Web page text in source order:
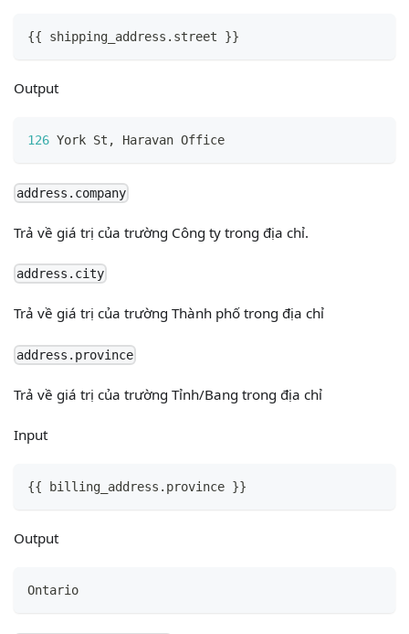
{{ shipping_address.street }}
Output
126 York St , Haravan Office
address.company
Trả về giá trị của trường Công ty trong địa chỉ.
address.city
Trả về giá trị của trường Thành phố trong địa chỉ
address.province
Trả về giá trị của trường Tỉnh/Bang trong địa chỉ
Input
{{ billing_address.province }}
Output
Ontario